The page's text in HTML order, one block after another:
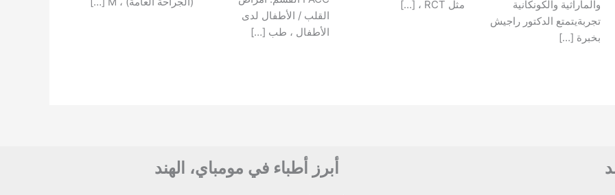
والماراثية والكونكانية
تجربةيتمتع الدكتور راجيش
بخبرة […]
مثل RCT ، […]
القلب / الأطفال لدى
الأطفال ، طب […]
أبرز أطباء في مومباي، الهند